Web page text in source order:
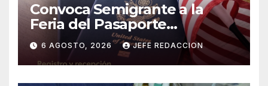
Convoca Semigrante a la
Feria del Pasaporte
Estadounidense 2026
6 AGOSTO, 2026 JEFE REDACCION